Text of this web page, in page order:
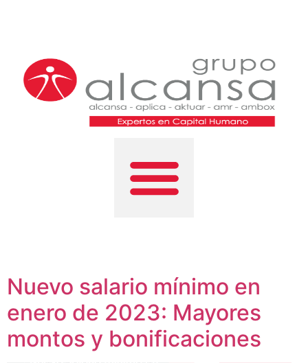
Nuevo salario mínimo en
enero de 2023: Mayores
montos y bonificaciones